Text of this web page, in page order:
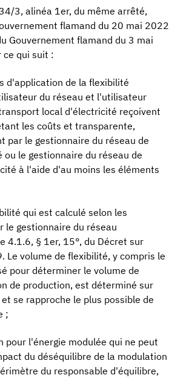
3, alinéa 1er, du même arrêté,
flamand du 20 mai 2022
Gouvernement flamand du 3 mai
qui suit :
d'application de la flexibilité
du réseau et l'utilisateur
local d'électricité reçoivent
les coûts et transparente,
par le gestionnaire du réseau de
le gestionnaire du réseau de
à l'aide d'au moins les éléments
qui est calculé selon les
le gestionnaire du réseau
4.1.6, § 1er, 15°, du Décret sur
Le volume de flexibilité, y compris le
pour déterminer le volume de
de production, est déterminé sur
se rapproche le plus possible de
;
pour l'énergie modulée qui ne peut
du déséquilibre de la modulation
du responsable d'équilibre,